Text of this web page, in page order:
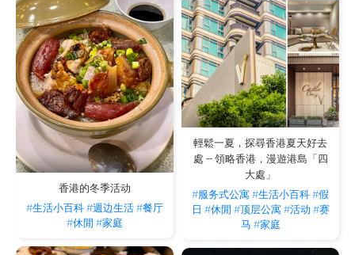
輕鬆一夏，探尋香港夏天好去
處 -- 領略香港，漫遊港島「四
大處」
#服务式公寓#生活小百科#假
日 #休閒 #顶层公寓 #活动 #赛
马 #家庭
香港的冬季活动
#生活小百科#週边生活#餐厅
#休閒 #家庭